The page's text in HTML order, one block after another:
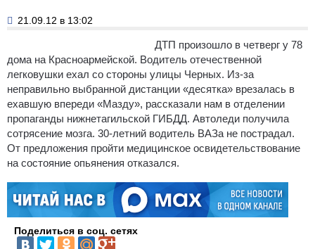
21.09.12 в 13:02
ДТП произошло в четверг у 78
дома на Красноармейской. Водитель отечественной
легковушки ехал со стороны улицы Черных. Из-за
неправильно выбранной дистанции «десятка» врезалась в
ехавшую впереди «Мазду», рассказали нам в отделении
пропаганды нижнетагильской ГИБДД. Автоледи получила
сотрясение мозга. 30-летний водитель ВАЗа не пострадал.
От предложения пройти медицинское освидетельствование
на состояние опьянения отказался.
Поделиться в соц. сетях